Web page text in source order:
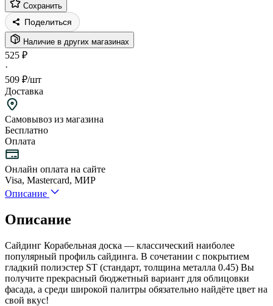
Сохранить
Поделиться
Наличие в других магазинах
525 ₽
·
509 ₽/шт
Доставка
Самовывоз из магазина
Бесплатно
Оплата
Онлайн оплата на сайте
Visa, Mastercard, МИР
Описание
Описание
Сайдинг Корабельная доска — классический наиболее
популярный профиль сайдинга. В сочетании с покрытием
гладкий полиэстер ST (стандарт, толщина металла 0.45) Вы
получите прекрасный бюджетный вариант для облицовки
фасада, а среди широкой палитры обязательно найдёте цвет на
свой вкус!